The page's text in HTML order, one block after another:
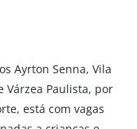
Ayrton Senna, Vila
Várzea Paulista, por
está com vagas